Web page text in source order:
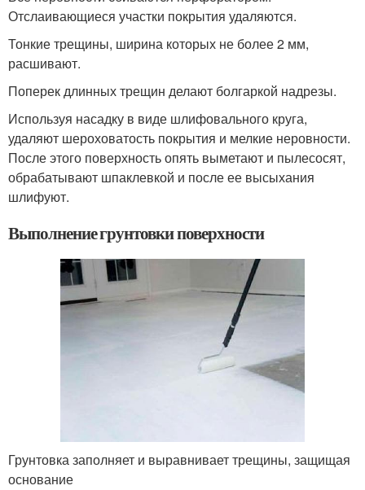
Отслаивающиеся участки покрытия удаляются.
Тонкие трещины, ширина которых не более 2 мм,
расшивают.
Поперек длинных трещин делают болгаркой надрезы.
Используя насадку в виде шлифовального круга,
удаляют шероховатость покрытия и мелкие неровности.
После этого поверхность опять выметают и пылесосят,
обрабатывают шпаклевкой и после ее высыхания
шлифуют.
Выполнение грунтовки поверхности
Грунтовка заполняет и выравнивает трещины, защищая
основание